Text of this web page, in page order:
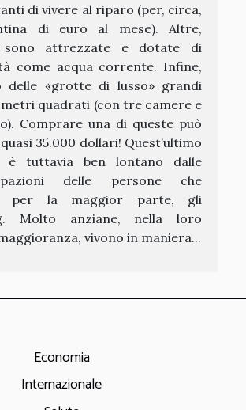
di vivere al riparo (per, circa,
di euro al mese). Altre,
sono attrezzate e dotate di
come acqua corrente. Infine,
delle «grotte di lusso» grandi
quadrati (con tre camere e
Comprare una di queste può
35.000 dollari! Quest’ultimo
è tuttavia ben lontano dalle
delle persone che
per la maggior parte, gli
Molto anziane, nella loro
vivono in maniera...
Economia
Internazionale